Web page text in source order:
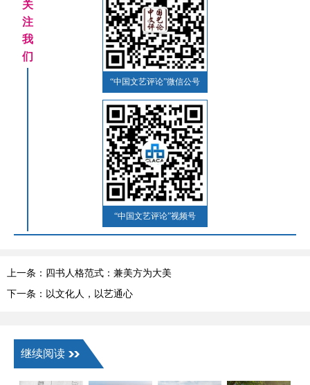
关
注
我
们
“中国文艺评论”微信公号
“中国文艺评论”视频号
上一条：四书人格范式：兼美方为大美
下一条：以文化人，以艺通心
继续阅读